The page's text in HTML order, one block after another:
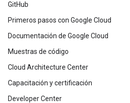
GitHub
Primeros pasos con Google Cloud
Documentación de Google Cloud
Muestras de código
Cloud Architecture Center
Capacitación y certificación
Developer Center